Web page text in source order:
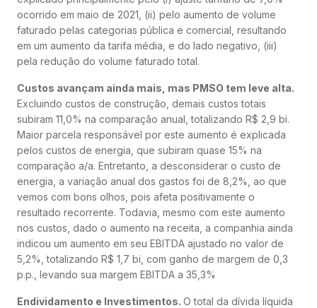
ocorrido em maio de 2021, (ii) pelo aumento de volume
faturado pelas categorias pública e comercial, resultando
em um aumento da tarifa média, e do lado negativo, (iii)
pela redução do volume faturado total.
Custos avançam ainda mais, mas PMSO tem leve alta.
Excluindo custos de construção, demais custos totais
subiram 11,0% na comparação anual, totalizando R$ 2,9 bi.
Maior parcela responsável por este aumento é explicada
pelos custos de energia, que subiram quase 15% na
comparação a/a. Entretanto, a desconsiderar o custo de
energia, a variação anual dos gastos foi de 8,2%, ao que
vemos com bons olhos, pois afeta positivamente o
resultado recorrente. Todavia, mesmo com este aumento
nos custos, dado o aumento na receita, a companhia ainda
indicou um aumento em seu EBITDA ajustado no valor de
5,2%, totalizando R$ 1,7 bi, com ganho de margem de 0,3
p.p., levando sua margem EBITDA a 35,3%
Endividamento e Investimentos. O total da dívida líquida